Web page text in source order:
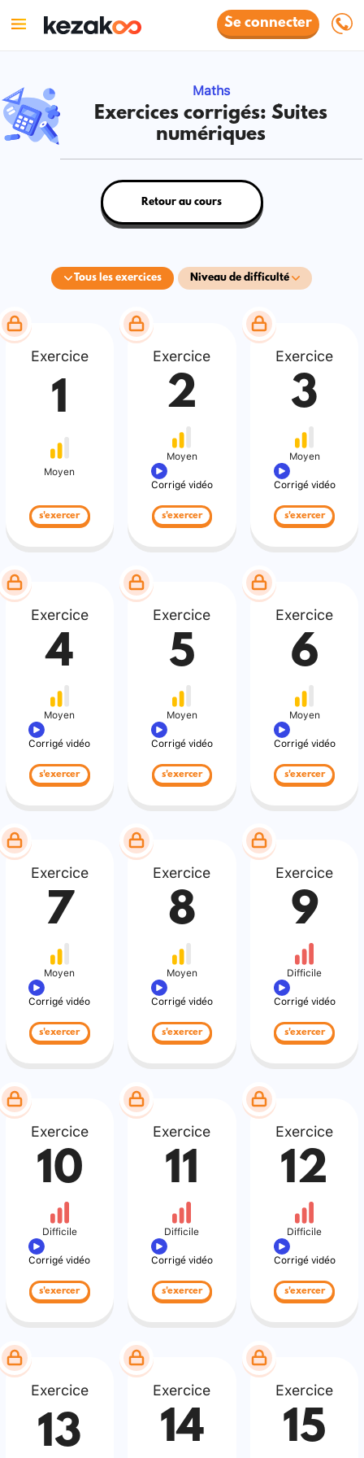
Se connecter
Maths
Exercices corrigés: Suites
numériques
Tous les exercices Niveau de difficulté
Retour au cours
Exercice
1
Moyen
s'exercer
Exercice
2
Moyen
Corrigé vidéo
s'exercer
Exercice
3
Moyen
Corrigé vidéo
s'exercer
Exercice
4
Moyen
Corrigé vidéo
s'exercer
Exercice
5
Moyen
Corrigé vidéo
s'exercer
Exercice
6
Moyen
Corrigé vidéo
s'exercer
Exercice
7
Moyen
Corrigé vidéo
s'exercer
Exercice
8
Moyen
Corrigé vidéo
s'exercer
Exercice
9
Difficile
Corrigé vidéo
s'exercer
Exercice
10
Difficile
Corrigé vidéo
s'exercer
Exercice
11
Difficile
Corrigé vidéo
s'exercer
Exercice
12
Difficile
Corrigé vidéo
s'exercer
Exercice
13
Exercice
14
Exercice
15